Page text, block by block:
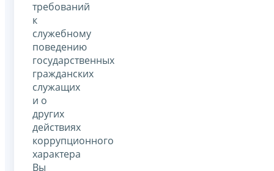
требований
к
служебному
поведению
государственных
гражданских
служащих
и о
других
действиях
коррупционного
характера
Вы